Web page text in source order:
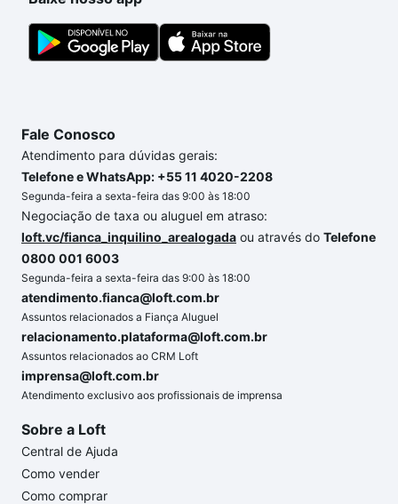
conte com a gente para comprar o imóvel dos seus
sonhos com segurança e conforto. Loft, com você
até as chaves.
Fale Conosco
Atendimento para dúvidas gerais:
Telefone e WhatsApp: +55 11 4020-2208
Segunda-feira a sexta-feira das 9:00 às 18:00
Negociação de taxa ou aluguel em atraso:
loft.vc/fianca_inquilino_arealogada ou através do Telefone
0800 001 6003
Segunda-feira a sexta-feira das 9:00 às 18:00
atendimento.fianca@loft.com.br
Assuntos relacionados a Fiança Aluguel
relacionamento.plataforma@loft.com.br
Assuntos relacionados ao CRM Loft
imprensa@loft.com.br
Atendimento exclusivo aos profissionais de imprensa
Sobre a Loft
Central de Ajuda
Como vender
Como comprar